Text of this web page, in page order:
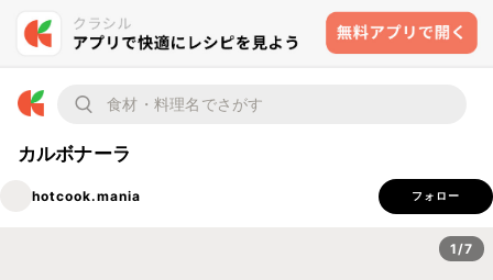
カルボナーラ
hotcook.mania フォロー
1/7